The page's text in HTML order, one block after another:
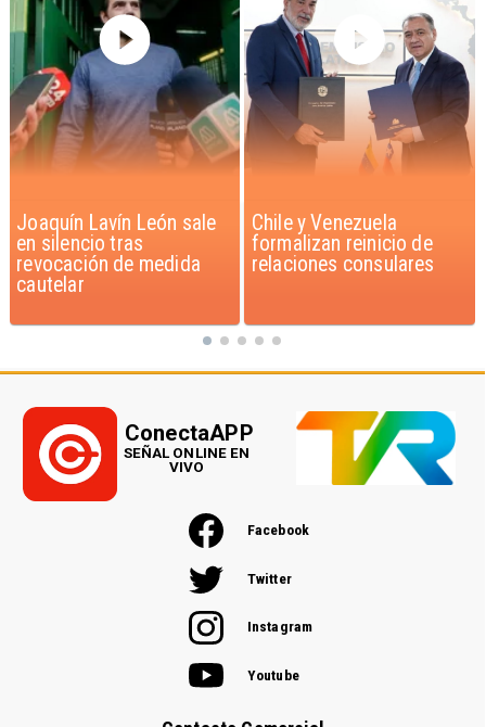
Chile y Venezuela
formalizan reinicio de
relaciones consulares
Feriantes rechazan
dichos de Camila Flores
sobre Fabiola Campillai
Facebook
Twitter
Instagram
Youtube
ConectaAPP
SEÑAL ONLINE EN
VIVO